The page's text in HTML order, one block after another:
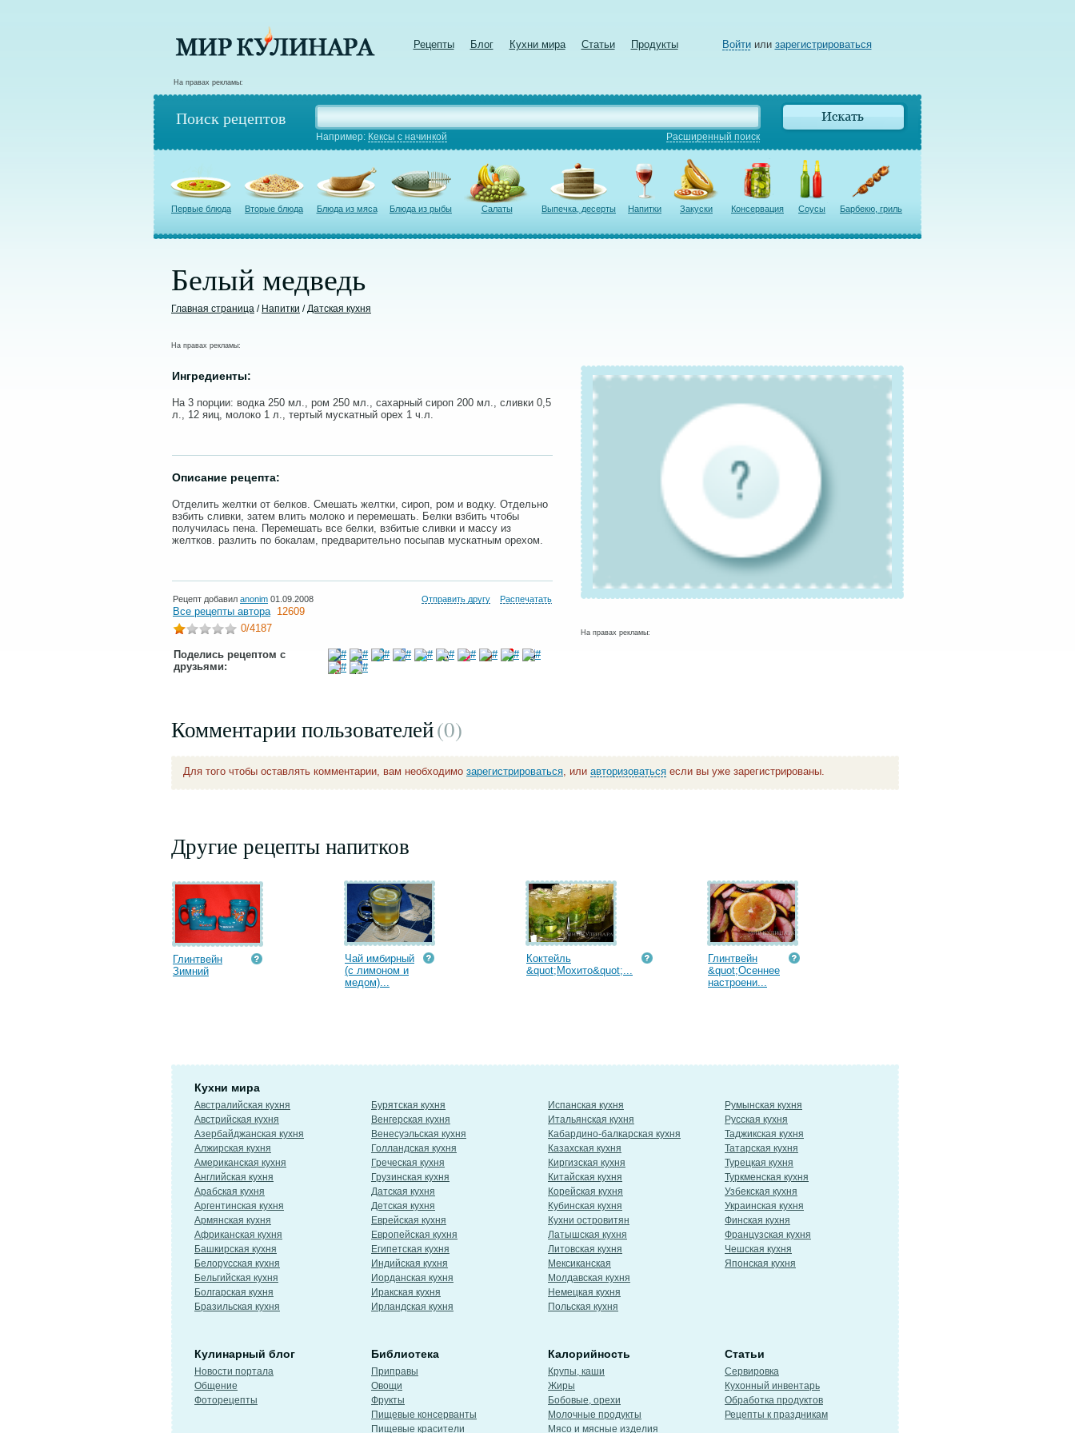
Рецепты Блог Кухни мира Статьи Продукты Войтиили зарегистрироваться
На правах рекламы:
Поиск рецептов
Например: Кексы с начинкой Расширенный поиск
Первые блюда Вторые блюда Блюда из мяса Блюда из рыбы Салаты Выпечка, десерты Напитки Закуски Консервация Соусы Барбекю, гриль
Белый медведь
Главная страница / Напитки /Датская кухня
На правах рекламы:
Ингредиенты:
На 3 порции: водка 250 мл., ром 250 мл., сахарный сироп 200 мл., сливки 0,5
л., 12 яиц, молоко 1 л., тертый мускатный орех 1 ч.л.
Описание рецепта:
Отделить желтки от белков. Смешать желтки, сироп, ром и водку. Отдельно
взбить сливки, затем влить молоко и перемешать. Белки взбить чтобы
получилась пена. Перемешать все белки, взбитые сливки и массу из
желтков. разлить по бокалам, предварительно посыпав мускатным орехом.
Рецепт добавил anonim 01.09.2008 Отправить другу Распечатать
Все рецепты автора 12609
0/4187
Поделись рецептом с
друзьями:
На правах рекламы:
Комментарии пользователей(0)
Для того чтобы оставлять комментарии, вам необходимо зарегистрироваться, или авторизоваться если вы уже зарегистрированы.
Другие рецепты напитков
Глинтвейн
Зимний
Чай имбирный
(с лимоном и
медом)...
Коктейль
&quot;Мохито&quot;...
Глинтвейн
&quot;Осеннее
настроени...
Кухни мира
Австралийская кухня
Австрийская кухня
Азербайджанская кухня
Алжирская кухня
Американская кухня
Английская кухня
Арабская кухня
Аргентинская кухня
Армянская кухня
Африканская кухня
Башкирская кухня
Белорусская кухня
Бельгийская кухня
Болгарская кухня
Бразильская кухня
Бурятская кухня
Венгерская кухня
Венесуэльская кухня
Голландская кухня
Греческая кухня
Грузинская кухня
Датская кухня
Детская кухня
Еврейская кухня
Европейская кухня
Египетская кухня
Индийская кухня
Иорданская кухня
Иракская кухня
Ирландская кухня
Испанская кухня
Итальянская кухня
Кабардино-балкарская кухня
Казахская кухня
Киргизская кухня
Китайская кухня
Корейская кухня
Кубинская кухня
Кухни островитян
Латышская кухня
Литовская кухня
Мексиканская
Молдавская кухня
Немецкая кухня
Польская кухня
Румынская кухня
Русская кухня
Таджикская кухня
Татарская кухня
Турецкая кухня
Туркменская кухня
Узбекская кухня
Украинская кухня
Финская кухня
Французская кухня
Чешская кухня
Японская кухня
Кулинарный блог
Новости портала
Общение
Фоторецепты
Библиотека
Приправы
Овощи
Фрукты
Пищевые консерванты
Пищевые красители
Калорийность
Крупы, каши
Жиры
Бобовые, орехи
Молочные продукты
Мясо и мясные изделия
Статьи
Сервировка
Кухонный инвентарь
Обработка продуктов
Рецепты к праздникам